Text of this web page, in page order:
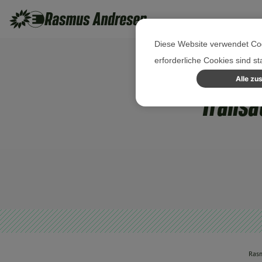
Diese Website verwendet
erforderliche Cookies sind
Alle